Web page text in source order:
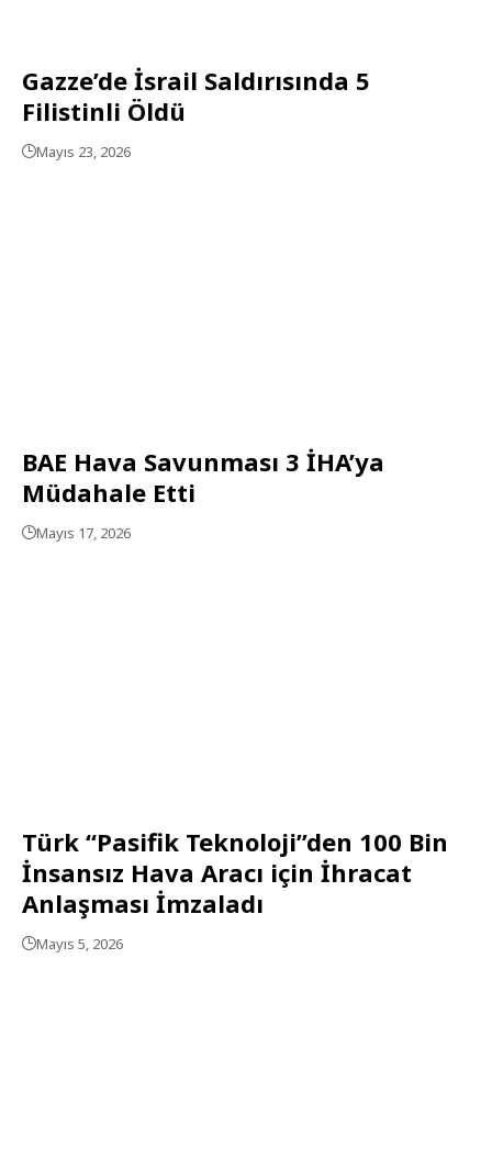
Gazze’de İsrail Saldırısında 5
Filistinli Öldü
Mayıs 23, 2026
BAE Hava Savunması 3 İHA’ya
Müdahale Etti
Mayıs 17, 2026
Türk “Pasifik Teknoloji”den 100 Bin
İnsansız Hava Aracı için İhracat
Anlaşması İmzaladı
Mayıs 5, 2026